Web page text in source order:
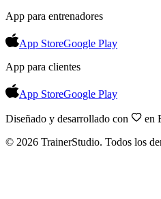
App para entrenadores
App StoreGoogle Play
App para clientes
App StoreGoogle Play
Diseñado y desarrollado con
en
© 2026 TrainerStudio. Todos los